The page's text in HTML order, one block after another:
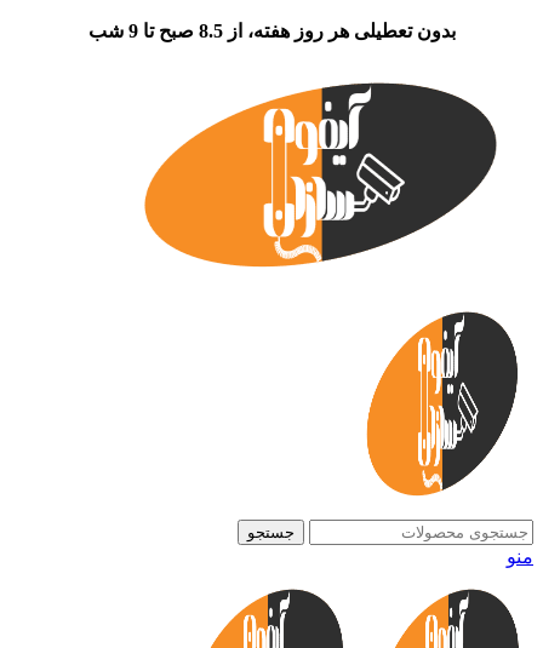
بدون تعطیلی هر روز هفته، از 8.5 صبح تا 9 شب
جستجو
منو